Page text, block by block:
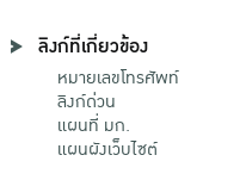
ลิงก์ที่เกี่ยวข้อง
หมายเลขโทรศัพท์
ลิงก์ด่วน
แผนที่ มก.
แผนผังเว็บไซต์